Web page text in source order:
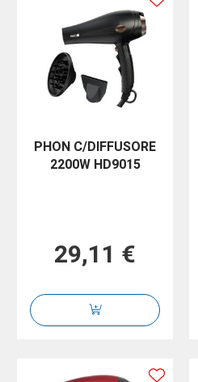
PHON C/DIFFUSORE
2200W HD9015
29,11 €